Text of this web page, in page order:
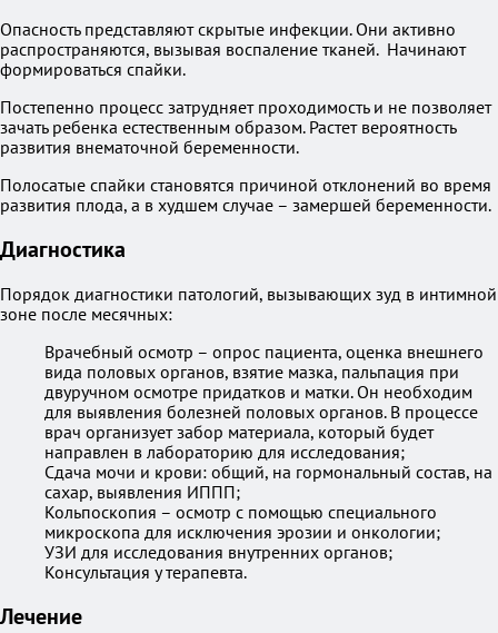
Опасность представляют скрытые инфекции. Они активно
распространяются, вызывая воспаление тканей. Начинают
формироваться спайки.
Постепенно процесс затрудняет проходимость и не позволяет
зачать ребенка естественным образом. Растет вероятность
развития внематочной беременности.
Полосатые спайки становятся причиной отклонений во время
развития плода, а в худшем случае – замершей беременности.
Диагностика
Порядок диагностики патологий, вызывающих зуд в интимной
зоне после месячных:
Врачебный осмотр – опрос пациента, оценка внешнего
вида половых органов, взятие мазка, пальпация при
двуручном осмотре придатков и матки. Он необходим
для выявления болезней половых органов. В процессе
врач организует забор материала, который будет
направлен в лабораторию для исследования;
Сдача мочи и крови: общий, на гормональный состав, на
сахар, выявления ИППП;
Кольпоскопия – осмотр с помощью специального
микроскопа для исключения эрозии и онкологии;
УЗИ для исследования внутренних органов;
Консультация у терапевта.
Лечение